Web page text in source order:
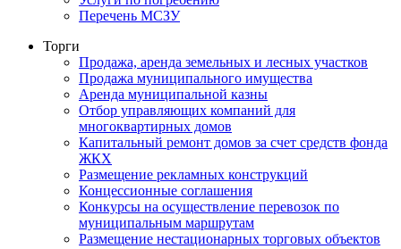
Перечень МСЗУ
Торги
Продажа, аренда земельных и лесных участков
Продажа муниципального имущества
Аренда муниципальной казны
Отбор управляющих компаний для
многоквартирных домов
Капитальный ремонт домов за счет средств фонда
ЖКХ
Размещение рекламных конструкций
Концессионные соглашения
Конкурсы на осуществление перевозок по
муниципальным маршрутам
Размещение нестационарных торговых объектов